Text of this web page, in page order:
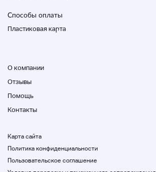
Способы оплаты
Пластиковая карта
О компании
Отзывы
Помощь
Контакты
Карта сайта
Политика конфиденциальности
Пользовательское соглашение